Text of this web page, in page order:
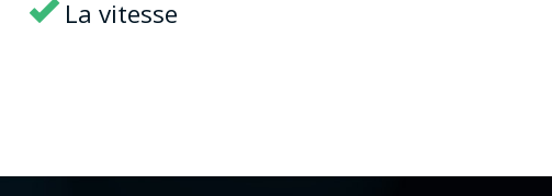
La vitesse